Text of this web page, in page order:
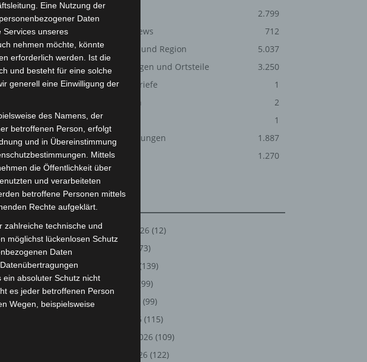
Feuers
an.
Nächster Artikel
von Kristin
der MHH
2.799
Corona-News
712
Hannover und Region
5.037
Langenhagen und Ortsteile
3.250
Leserbriefe
1
Menschen
2
Über uns
1
Veranstaltungen
1.887
Welt
1.270
August 2026 (12)
(73)
(139)
(99)
(99)
März 2026 (115)
Februar 2026 (109)
Januar 2026 (122)
Eine Nutzung der
Daten
Services unseres
nehmen möchte, könnte
erforderlich werden. Ist die
und besteht für eine solche
generell eine Einwilligung der
des Namens, der
betroffenen Person, erfolgt
und in Übereinstimmung
Mittels
die Öffentlichkeit über
und verarbeiteten
betroffene Personen mittels
Rechte aufgeklärt.
zahlreiche technische und
möglichst lückenlosen Schutz
Daten
absoluter Schutz nicht
es jeder betroffenen Person
Wegen, beispielsweise